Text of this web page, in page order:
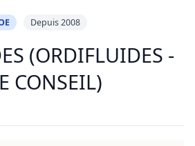
Depuis 2008
(ORDIFLUIDES -
CONSEIL)